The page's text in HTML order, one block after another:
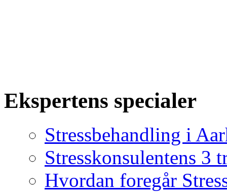
Ekspertens specialer
Stressbehandling i
Stresskonsulentens 3
Hvordan foregår